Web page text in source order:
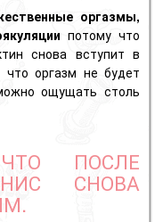
оргазмы,
потому что
снова вступит в
оргазм не будет
ощущать столь
ПОСЛЕ
СНОВА